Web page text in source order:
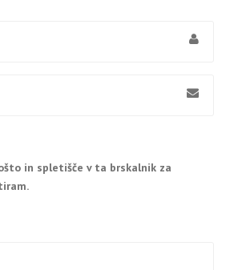
in spletišče v ta brskalnik za